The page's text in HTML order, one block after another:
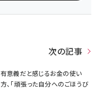
次の記事
有意義だと感じるお金の使い
方、「頑張った自分へのごほうび